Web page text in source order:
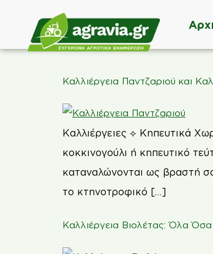
Καλλιέργεια Παντζαριού και
Καλλιέργειες ⟡ Κηπευτικά
κοκκινογούλι ή κηπευτικό
καταναλώνονται ως βραστή
το κτηνοτροφικό […]
Καλλιέργεια Βιολέτας: Όλα